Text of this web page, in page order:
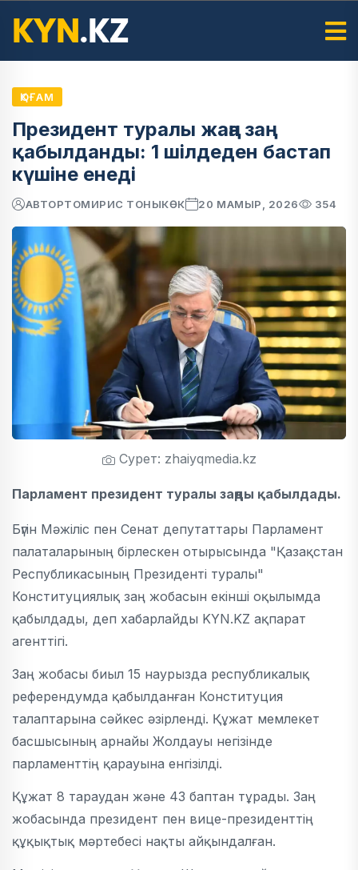
ҚОҒАМ
Президент туралы жаңа заң
қабылданды: 1 шілдеден бастап
күшіне енеді
АВТОРТОМИРИС ТОНЫКӨК 20 МАМЫР, 2026 354
Сурет: zhaiyqmedia.kz
Парламент президент туралы заңды қабылдады.
Бүгін Мәжіліс пен Сенат депутаттары Парламент
палаталарының бірлескен отырысында "Қазақстан
Республикасының Президенті туралы"
Конституциялық заң жобасын екінші оқылымда
қабылдады, деп хабарлайды KYN.KZ ақпарат
агенттігі.
Заң жобасы биыл 15 наурызда республикалық
референдумда қабылданған Конституция
талаптарына сәйкес әзірленді. Құжат мемлекет
басшысының арнайы Жолдауы негізінде
парламенттің қарауына енгізілді.
Құжат 8 тараудан және 43 баптан тұрады. Заң
жобасында президент пен вице-президенттің
құқықтық мәртебесі нақты айқындалған.